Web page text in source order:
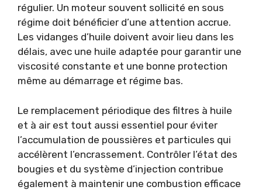
régulier. Un moteur souvent sollicité en sous
régime doit bénéficier d’une attention accrue.
Les vidanges d’huile doivent avoir lieu dans les
délais, avec une huile adaptée pour garantir une
viscosité constante et une bonne protection
même au démarrage et régime bas.
Le remplacement périodique des filtres à huile
et à air est tout aussi essentiel pour éviter
l’accumulation de poussières et particules qui
accélèrent l’encrassement. Contrôler l’état des
bougies et du système d’injection contribue
également à maintenir une combustion efficace